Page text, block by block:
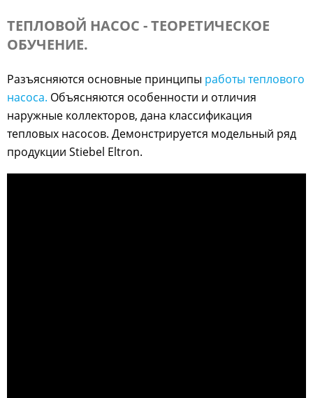
ТЕПЛОВОЙ НАСОС - ТЕОРЕТИЧЕСКОЕ
ОБУЧЕНИЕ.
Разъясняются основные принципы работы теплового
насоса. Объясняются особенности и отличия
наружные коллекторов, дана классификация
тепловых насосов. Демонстрируется модельный ряд
продукции Stiebel Eltron.